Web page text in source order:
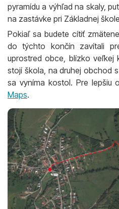
pyramídu a výhľad na skaly,
na zastávke pri Základnej
Pokiaľ sa budete cítiť
do týchto končín zavítali
uprostred obce, blízko veľkej
stojí škola, na druhej obchod
sa vyníma kostol. Pre lepšiu
Maps.